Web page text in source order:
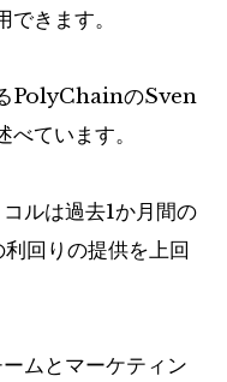
きます。
PolyChainのSven
ています。
ルは過去1か月間の
回りの提供を上回
ムとマーケティン